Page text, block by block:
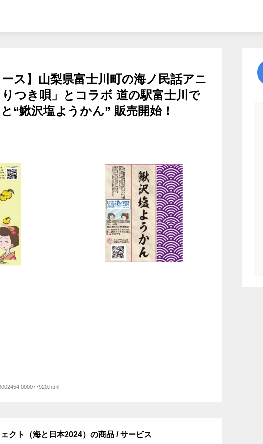
ース】山梨県富士川町の海ノ民話アニ
つき唄」とコラボ 道の駅富士川で
“鰍沢塩ようかん” 販売開始！
クト（海と日本2024）の商品 / サービス